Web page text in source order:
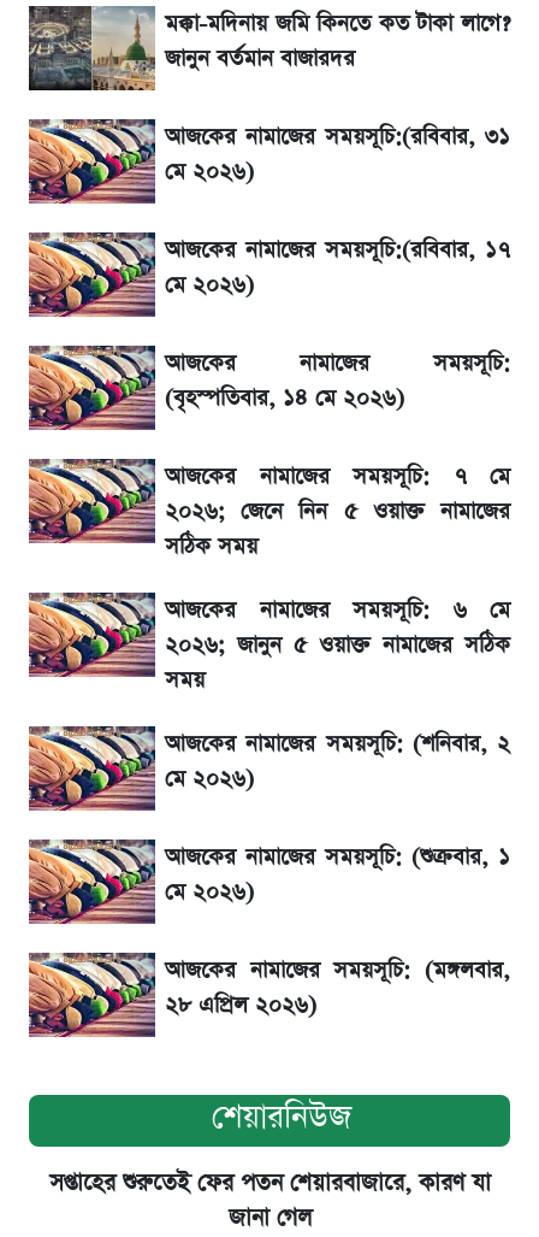
বাংলাদেশ নিয়ে যা বললেন সজীব ওয়াজেদ জয়
সাকিবের বাড়িতে হামলা নিয়ে মুখ খুললেন দিলীপ
ঘোষ
লিটনকে নিয়ে টিম ম্যানেজমেন্টের নতুন পরিকল্পনা
জেনে নিন আজকের সোনা ও রুপার সর্বশেষ দাম
আগামীকালই স্পষ্ট হবে এসএসসি ফল প্রকাশের
তারিখ
তাপমাত্রা নিয়ে নতুন পূর্বাভাস দিল আবহাওয়া অফিস
৬ আগস্ট দেশের বাজারে স্বর্ণের দাম
রবির বড় সাফল্য! আয় কম বাড়লেও রেকর্ড মুনাফা ও
গ্রাহক বৃদ্ধি
শেয়ার বিজকে লিগ্যাল নোটিশ পাঠাল রবি, শুরু নতুন
বিতর্ক
নিয়ম
মক্কা-মদিনায় জমি কিনতে কত টাকা লাগে?
জানুন বর্তমান বাজারদর
আজকের নামাজের সময়সূচি:(রবিবার, ৩১
মে ২০২৬)
আজকের নামাজের সময়সূচি:(রবিবার, ১৭
মে ২০২৬)
আজকের নামাজের সময়সূচি:
(বৃহস্পতিবার, ১৪ মে ২০২৬)
আজকের নামাজের সময়সূচি: ৭ মে
২০২৬; জেনে নিন ৫ ওয়াক্ত নামাজের
সঠিক সময়
আজকের নামাজের সময়সূচি: ৬ মে
২০২৬; জানুন ৫ ওয়াক্ত নামাজের সঠিক
সময়
আজকের নামাজের সময়সূচি: (শনিবার, ২
মে ২০২৬)
আজকের নামাজের সময়সূচি: (শুক্রবার, ১
মে ২০২৬)
আজকের নামাজের সময়সূচি: (মঙ্গলবার,
২৮ এপ্রিল ২০২৬)
শেয়ারনিউজ
সপ্তাহের শুরুতেই ফের পতন শেয়ারবাজারে, কারণ যা
জানা গেল